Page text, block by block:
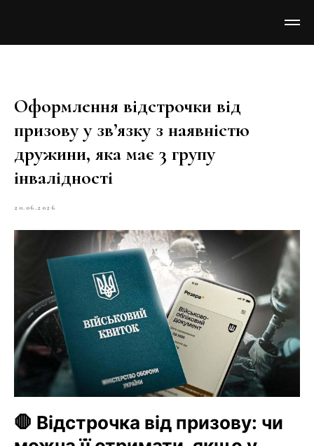
Оформлення відстрочки від
призову у звʼязку з наявністю
дружини, яка має 3 групу
інвалідності
20.06.2026
🛑 Відстрочка від призову: чи